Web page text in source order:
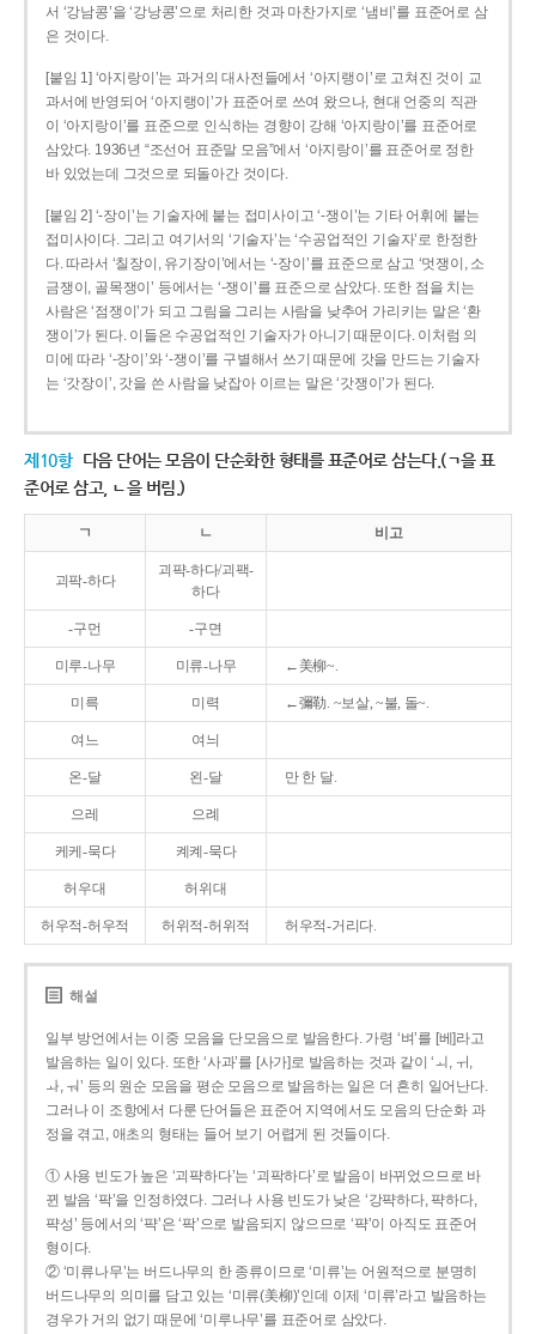
서 ‘강남콩’을 ‘강낭콩’으로 처리한 것과 마찬가지로 ‘냄비’를 표준어로 삼
은 것이다.
[붙임 1] ‘아지랑이’는 과거의 대사전들에서 ‘아지랭이’로 고쳐진 것이 교
과서에 반영되어 ‘아지랭이’가 표준어로 쓰여 왔으나, 현대 언중의 직관
이 ‘아지랑이’를 표준으로 인식하는 경향이 강해 ‘아지랑이’를 표준어로
삼았다. 1936년 “조선어 표준말 모음”에서 ‘아지랑이’를 표준어로 정한
바 있었는데 그것으로 되돌아간 것이다.
[붙임 2] ‘-장이’는 기술자에 붙는 접미사이고 ‘-쟁이’는 기타 어휘에 붙는
접미사이다. 그리고 여기서의 ‘기술자’는 ‘수공업적인 기술자’로 한정한
다. 따라서 ‘칠장이, 유기장이’에서는 ‘-장이’를 표준으로 삼고 ‘멋쟁이, 소
금쟁이, 골목쟁이’ 등에서는 ‘-쟁이’를 표준으로 삼았다. 또한 점을 치는
사람은 ‘점쟁이’가 되고 그림을 그리는 사람을 낮추어 가리키는 말은 ‘환
쟁이’가 된다. 이들은 수공업적인 기술자가 아니기 때문이다. 이처럼 의
미에 따라 ‘-장이’와 ‘-쟁이’를 구별해서 쓰기 때문에 갓을 만드는 기술자
는 ‘갓장이’, 갓을 쓴 사람을 낮잡아 이르는 말은 ‘갓쟁이’가 된다.
제10항 다음 단어는 모음이 단순화한 형태를 표준어로 삼는다.(ㄱ을 표
준어로 삼고, ㄴ을 버림.)
ㄱ ㄴ 비고
괴팍-하다
괴퍅-하다/괴팩-
하다
-구먼 -구면
미루-나무 미류-나무 ←美柳~.
미륵 미력 ←彌勒. ~보살, ~불, 돌~.
여느 여늬
온-달 왼-달 만 한 달.
으레 으례
케케-묵다 켸켸-묵다
허우대 허위대
허우적-허우적 허위적-허위적 허우적-거리다.
해설
일부 방언에서는 이중 모음을 단모음으로 발음한다. 가령 ‘벼’를 [베]라고
발음하는 일이 있다. 또한 ‘사과’를 [사가]로 발음하는 것과 같이 ‘ㅚ, ㅟ,
ㅘ, ㅝ’ 등의 원순 모음을 평순 모음으로 발음하는 일은 더 흔히 일어난다.
그러나 이 조항에서 다룬 단어들은 표준어 지역에서도 모음의 단순화 과
정을 겪고, 애초의 형태는 들어 보기 어렵게 된 것들이다.
① 사용 빈도가 높은 ‘괴퍅하다’는 ‘괴팍하다’로 발음이 바뀌었으므로 바
뀐 발음 ‘팍’을 인정하였다. 그러나 사용 빈도가 낮은 ‘강퍅하다, 퍅하다,
퍅성’ 등에서의 ‘퍅’은 ‘팍’으로 발음되지 않으므로 ‘퍅’이 아직도 표준어
형이다.
② ‘미류나무’는 버드나무의 한 종류이므로 ‘미류’는 어원적으로 분명히
버드나무의 의미를 담고 있는 ‘미류(美柳)’인데 이제 ‘미류’라고 발음하는
경우가 거의 없기 때문에 ‘미루나무’를 표준어로 삼았다.